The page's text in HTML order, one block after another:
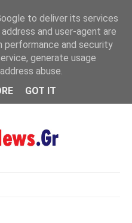
MENU
to deliver its services
and user-agent are
performance and security
generate usage
abuse.
GOT IT